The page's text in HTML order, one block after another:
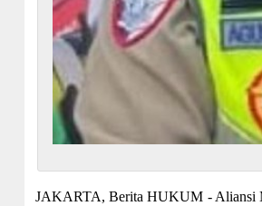
JAKARTA, Berita HUKUM - Aliansi